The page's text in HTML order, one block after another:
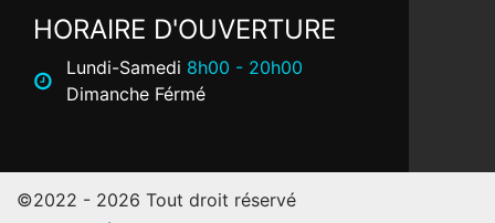
HORAIRE D'OUVERTURE
Lundi-Samedi 8h00 - 20h00
Dimanche Férmé
©2022 - 2026 Tout droit réservé